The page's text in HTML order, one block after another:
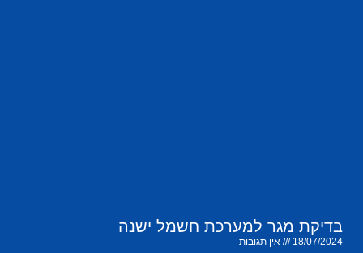
בדיקת מגר למערכת חשמל ישנה
18/07/2024 אין תגובות